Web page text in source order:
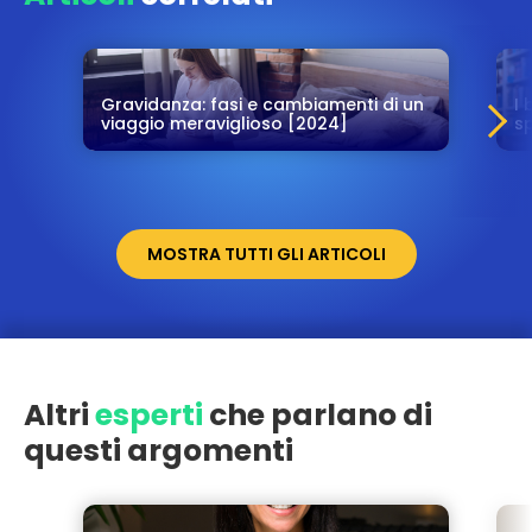
Gravidanza: fasi e cambiamenti di un
viaggio meraviglioso [2024]
I
MOSTRA TUTTI GLI ARTICOLI
Altriesperti che parlano di
questi argomenti